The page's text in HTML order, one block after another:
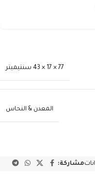
77 × 17 × 43 سنتيميتر
المعدن & النحاس
مشاركة: